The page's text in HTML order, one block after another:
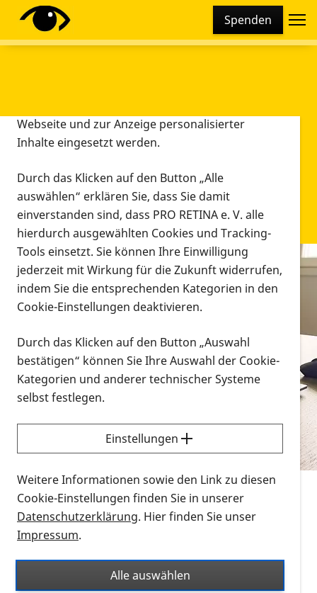
Spenden
Infomaterial
Infomaterial
Vorlesen
Alle Infomaterialien in verschiedenen
Formaten an einem Ort
Sie möchten wissen, wie Sie nach Infonmaterial
suchen und dieses bestellen bzw. herunterladen
können? Schauen Sie sich dieErklärvideos zum
Thema Infomaterial auf der PRO RETINA-Website
für blinde und sehbehinderte Menschen an.
Auf dieser Seite finden Sie sämtliches Infomaterial
Ort. Nutzen Sie den Formatfilter, um ausschließlich
nach Flyern und Broschüren, Audios oder Videos zu
Diese Webseite setzt verschiedene Cookies und
Tracking-Tools ein. Dies beinhaltet Cookies und
Webseite und zur Anzeige personalisierter
Inhalte eingesetzt werden.
Durch das Klicken auf den Button „Alle
auswählen“ erklären Sie, dass Sie damit
einverstanden sind, dass PRO RETINA e. V. alle
hierdurch ausgewählten Cookies und Tracking-
Tools einsetzt. Sie können Ihre Einwilligung
jederzeit mit Wirkung für die Zukunft widerrufen,
indem Sie die entsprechenden Kategorien in den
Cookie-Einstellungen deaktivieren.
Durch das Klicken auf den Button „Auswahl
bestätigen“ können Sie Ihre Auswahl der Cookie-
Kategorien und anderer technischer Systeme
selbst festlegen.
Einstellungen
Weitere Informationen sowie den Link zu diesen
Cookie-Einstellungen finden Sie in unserer
Datenschutzerklärung. Hier finden Sie unser
Impressum.
Alle auswählen